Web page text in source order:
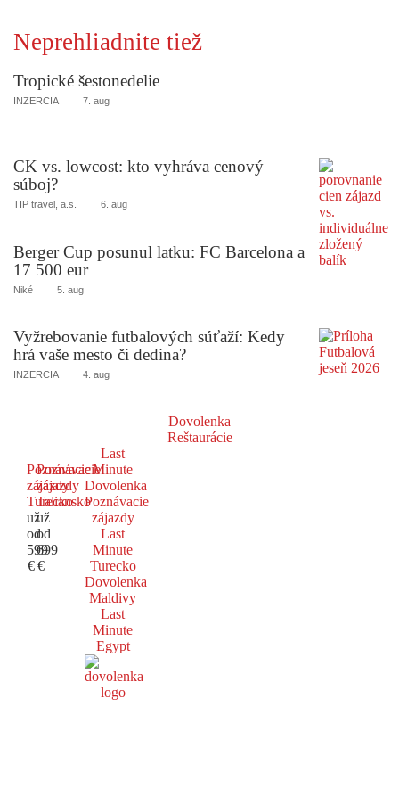
Neprehliadnite tiež
Tropické šestonedelie
INZERCIA 7. aug
CK vs. lowcost: kto vyhráva cenový
súboj?
TIP travel, a.s. 6. aug
Berger Cup posunul latku: FC Barcelona a
17 500 eur
Niké 5. aug
Vyžrebovanie futbalových súťaží: Kedy
hrá vaše mesto či dedina?
INZERCIA 4. aug
Dovolenka
Reštaurácie
Poznávacie
zájazdy
Turecko
už
od
599
€
Poznávacie
zájazdy
Taliansko
už
od
699
€
Last
Minute
Dovolenka
Poznávacie
zájazdy
Last
Minute
Turecko
Dovolenka
Maldivy
Last
Minute
Egypt